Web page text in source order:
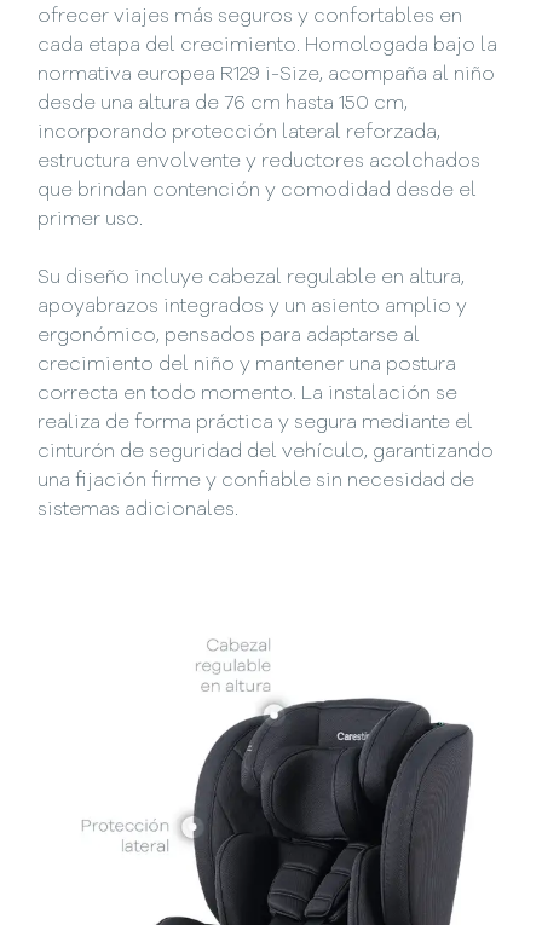
ofrecer viajes más seguros y confortables en
cada etapa del crecimiento. Homologada bajo la
normativa europea R129 i-Size, acompaña al niño
desde una altura de 76 cm hasta 150 cm,
incorporando protección lateral reforzada,
estructura envolvente y reductores acolchados
que brindan contención y comodidad desde el
primer uso.
Su diseño incluye cabezal regulable en altura,
apoyabrazos integrados y un asiento amplio y
ergonómico, pensados para adaptarse al
crecimiento del niño y mantener una postura
correcta en todo momento. La instalación se
realiza de forma práctica y segura mediante el
cinturón de seguridad del vehículo, garantizando
una fijación firme y confiable sin necesidad de
sistemas adicionales.